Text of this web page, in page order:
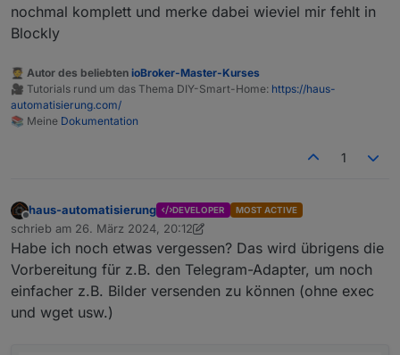
nochmal komplett und merke dabei wieviel mir fehlt in
Blockly
🧑‍🎓 Autor des beliebten ioBroker-Master-Kurses
🎥 Tutorials rund um das Thema DIY-Smart-Home: https://haus-
automatisierung.com/
📚 Meine Dokumentation
1
Offline
haus-automatisierung DEVELOPER MOST ACTIVE
schrieb am 26. März 2024, 20:12
zuletzt editiert von haus-automatisierung
Habe ich noch etwas vergessen? Das wird übrigens die
Vorbereitung für z.B. den Telegram-Adapter, um noch
einfacher z.B. Bilder versenden zu können (ohne exec
und wget usw.)